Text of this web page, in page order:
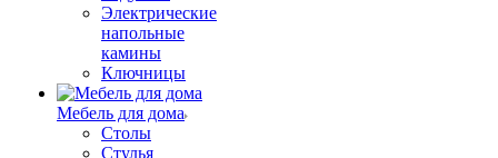
Электрические
напольные
камины
Ключницы
Мебель для дома
Столы
Стулья